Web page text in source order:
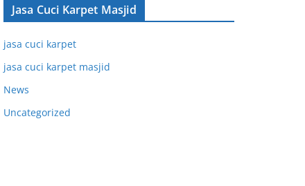
Jasa Cuci Karpet Masjid
jasa cuci karpet
jasa cuci karpet masjid
News
Uncategorized